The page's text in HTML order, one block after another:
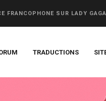
FRANCOPHONE SUR LADY
TRADUCTIONS